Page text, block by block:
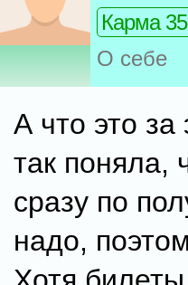
Карма
О себе
А что это за
так поняла,
сразу по
надо,